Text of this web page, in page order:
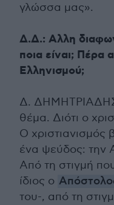
γλώσσα μας».
Δ.Δ.: Αλλη
ποια είναι; Πέρα
Ελληνισμού;
Δ. ΔΗΜΗΤΡΙΑΔΗΣ:
θέμα. Διότι ο
Ο χριστιανισμός
ένα ψεύδος: την
Από τη στιγμή
ίδιος ο
του-, από τη